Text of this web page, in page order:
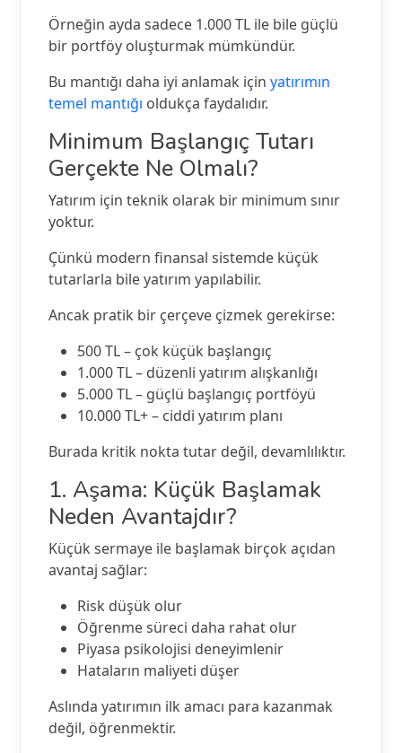
Örneğin ayda sadece 1.000 TL ile bile güçlü
bir portföy oluşturmak mümkündür.
Bu mantığı daha iyi anlamak için yatırımın
temel mantığı oldukça faydalıdır.
Minimum Başlangıç Tutarı
Gerçekte Ne Olmalı?
Yatırım için teknik olarak bir minimum sınır
yoktur.
Çünkü modern finansal sistemde küçük
tutarlarla bile yatırım yapılabilir.
Ancak pratik bir çerçeve çizmek gerekirse:
500 TL – çok küçük başlangıç
1.000 TL – düzenli yatırım alışkanlığı
5.000 TL – güçlü başlangıç portföyü
10.000 TL+ – ciddi yatırım planı
Burada kritik nokta tutar değil, devamlılıktır.
1. Aşama: Küçük Başlamak
Neden Avantajdır?
Küçük sermaye ile başlamak birçok açıdan
avantaj sağlar:
Risk düşük olur
Öğrenme süreci daha rahat olur
Piyasa psikolojisi deneyimlenir
Hataların maliyeti düşer
Aslında yatırımın ilk amacı para kazanmak
değil, öğrenmektir.